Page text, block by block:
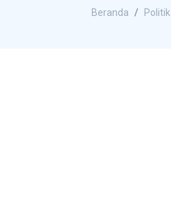
Beranda Politik